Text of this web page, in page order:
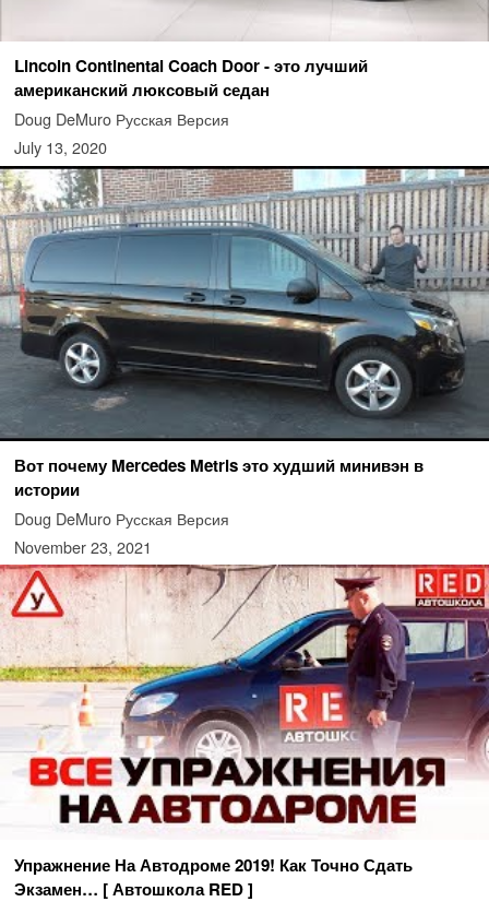
Lincoln Continental Coach Door - это лучший
американский люксовый седан
Doug DeMuro Русская Версия
July 13, 2020
Вот почему Mercedes Metris это худший минивэн в
истории
Doug DeMuro Русская Версия
November 23, 2021
Упражнение На Автодроме 2019! Как Точно Сдать
Экзамен… [ Автошкола RED ]